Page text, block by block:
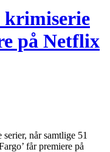
krimiserie
på Netflix
når samtlige 51
får premiere på